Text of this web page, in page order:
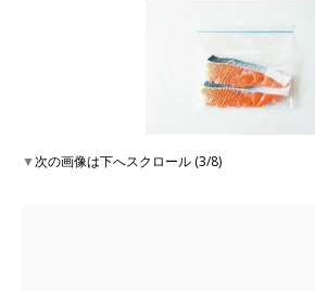
▼次の画像は下へスクロール (3/8)